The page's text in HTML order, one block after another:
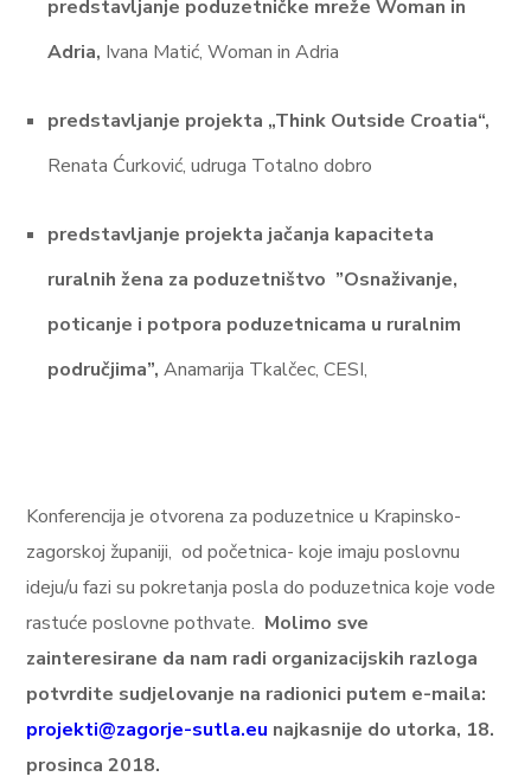
predstavljanje poduzetničke mreže Woman in
Adria, Ivana Matić, Woman in Adria
predstavljanje projekta „Think Outside Croatia“,
Renata Ćurković, udruga Totalno dobro
predstavljanje projekta jačanja kapaciteta
ruralnih žena za poduzetništvo ”Osnaživanje,
poticanje i potpora poduzetnicama u ruralnim
područjima”, Anamarija Tkalčec, CESI,
Konferencija je otvorena za poduzetnice u Krapinsko-
zagorskoj županiji, od početnica- koje imaju poslovnu
ideju/u fazi su pokretanja posla do poduzetnica koje vode
rastuće poslovne pothvate. Molimo sve
zainteresirane da nam radi organizacijskih razloga
potvrdite sudjelovanje na radionici putem e-maila:
projekti@zagorje-sutla.eu najkasnije do utorka, 18.
prosinca 2018.